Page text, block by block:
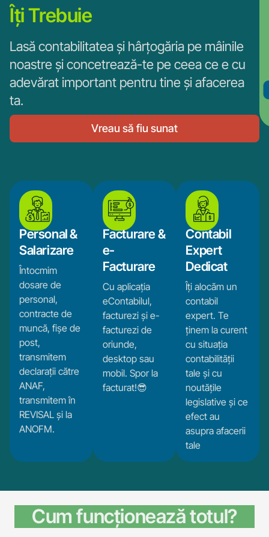
Îți Trebuie
Lasă contabilitatea și hârțogăria pe mâinile
noastre și concetrează-te pe ceea ce e cu
adevărat important pentru tine și afacerea
ta.
Vreau să fiu sunat
Contabil
Expert
Dedicat
Îți alocăm un
contabil
expert. Te
ținem la curent
cu situația
contabilității
tale și cu
noutățile
legislative și ce
efect au
asupra afacerii
tale
Facturare &
e-
Facturare
Cu aplicația
eContabilul,
facturezi și e-
facturezi de
oriunde,
desktop sau
mobil. Spor la
facturat!😎
Personal &
Salarizare
Întocmim
dosare de
personal,
contracte de
muncă, fișe de
post,
transmitem
declarații către
ANAF,
transmitem în
REVISAL și la
ANOFM.
Cum funcționează totul?